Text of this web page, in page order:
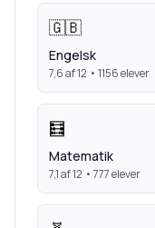
🇬🇧
Engelsk
7,6af 12 • 1156elever
🧮
Matematik
7,1af 12 • 777elever